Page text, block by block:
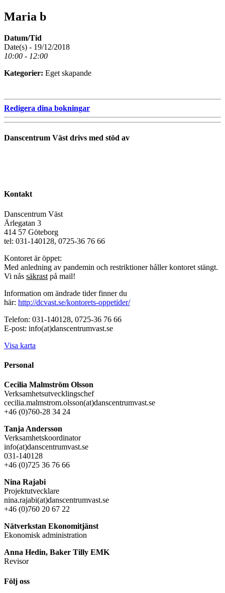
Maria b
Datum/Tid
Date(s) - 19/12/2018
10:00 - 12:00
Kategorier: Eget skapande
Redigera dina bokningar
Danscentrum Väst drivs med stöd av
Kontakt
Danscentrum Väst
Ärlegatan 3
414 57 Göteborg
tel: 031-140128, 0725-36 76 66
Kontoret är öppet:
Med anledning av pandemin och restriktioner håller kontoret stängt.
Vi nås säkrast på mail!
Information om ändrade tider finner du
här: http://dcvast.se/kontorets-oppetider/
Telefon: 031-140128, 0725-36 76 66
E-post: info(at)danscentrumvast.se
Visa karta
Personal
Cecilia Malmström Olsson
Verksamhetsutvecklingschef
cecilia.malmstrom.olsson(at)danscentrumvast.se
+46 (0)760-28 34 24
Tanja Andersson
Verksamhetskoordinator
info(at)danscentrumvast.se
031-140128
+46 (0)725 36 76 66
Nina Rajabi
Projektutvecklare
nina.rajabi(at)danscentrumvast.se
+46 (0)760 20 67 22
Nätverkstan Ekonomitjänst
Ekonomisk administration
Anna Hedin, Baker Tilly EMK
Revisor
Följ oss